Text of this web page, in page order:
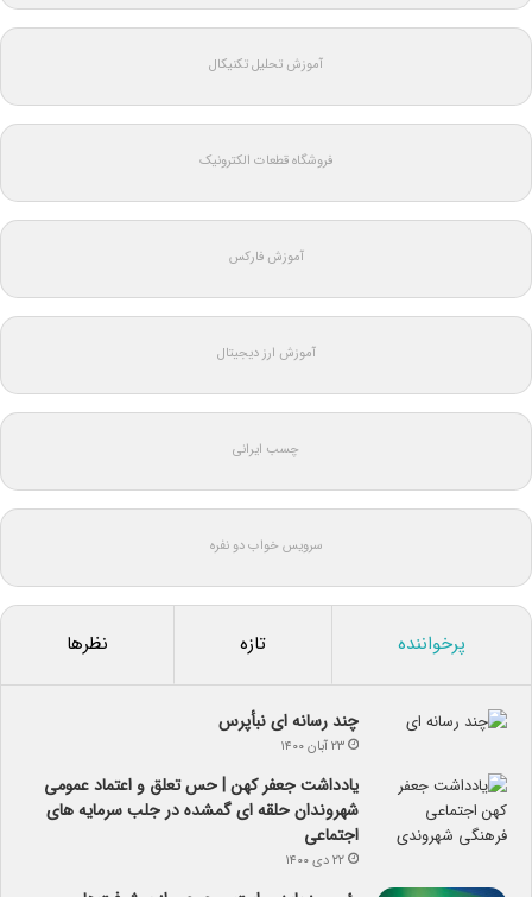
آموزش تحلیل تکنیکال
فروشگاه قطعات الکترونیک
آموزش فارکس
آموزش ارز دیجیتال
چسب ایرانی
سرویس خواب دو نفره
پرخواننده تازه نظرها
چند رسانه ای نبأپرس
۲۳ آبان ۱۴۰۰
یادداشت جعفر کهن | حس تعلق و اعتماد عمومی
شهروندان حلقه ای گمشده در جلب سرمایه های
اجتماعی
۲۲ دی ۱۴۰۰